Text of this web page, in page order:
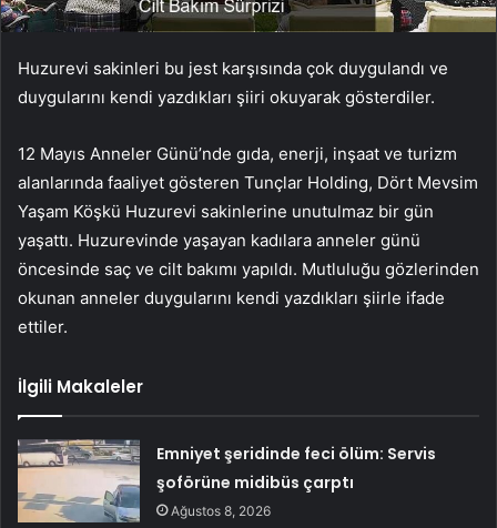
Huzurevi sakinleri bu jest karşısında çok duygulandı ve
duygularını kendi yazdıkları şiiri okuyarak gösterdiler.
12 Mayıs Anneler Günü’nde gıda, enerji, inşaat ve turizm
alanlarında faaliyet gösteren Tunçlar Holding, Dört Mevsim
Yaşam Köşkü Huzurevi sakinlerine unutulmaz bir gün
yaşattı. Huzurevinde yaşayan kadılara anneler günü
öncesinde saç ve cilt bakımı yapıldı. Mutluluğu gözlerinden
okunan anneler duygularını kendi yazdıkları şiirle ifade
ettiler.
İlgili Makaleler
Emniyet şeridinde feci ölüm: Servis
şoförüne midibüs çarptı
Ağustos 8, 2026